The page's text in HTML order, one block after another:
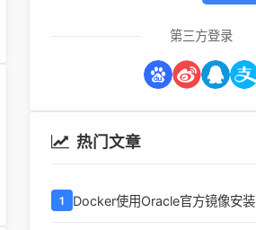
第三方登录
热门文章
1 Docker使用Oracle官方镜像安